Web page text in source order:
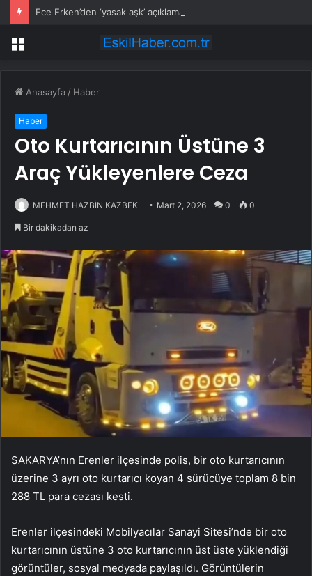
Menü
Anasayfa / Haber
Haber
Oto Kurtarıcının Üstüne 3
Araç Yükleyenlere Ceza
MEHMET HAZBİN KAZBEK Mart 2, 2026 0 0
Bir dakikadan az
SAKARYA’nın Erenler ilçesinde polis, bir oto kurtarıcının
üzerine 3 ayrı oto kurtarıcı koyan 4 sürücüye toplam 8 bin
288 TL para cezası kesti.
Erenler ilçesindeki Mobilyacılar Sanayi Sitesi’nde bir oto
kurtarıcının üstüne 3 oto kurtarıcının üst üste yüklendiği
görüntüler, sosyal medyada paylaşıldı. Görüntülerin